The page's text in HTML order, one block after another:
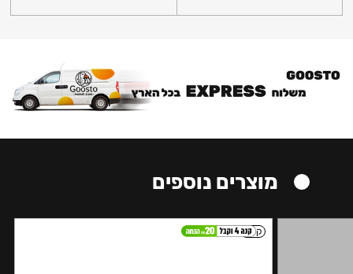
מוצרים נוספים
קל